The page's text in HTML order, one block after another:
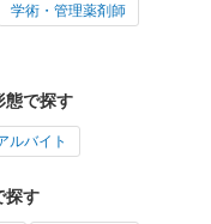
学術・管理薬剤師
態で探す
ルバイト
探す